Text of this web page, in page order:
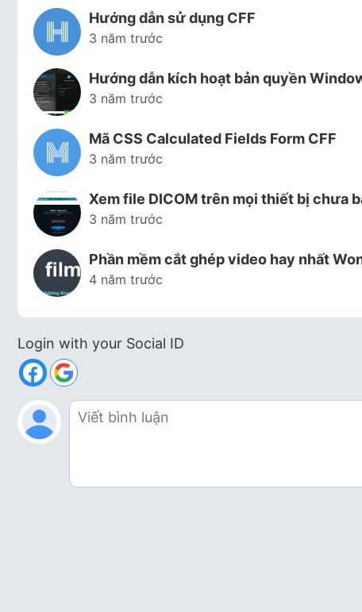
Hướng dẫn sử dụng CFF
3 năm trước
Hướng dẫn kích hoạt bản quyền
3 năm trước
Mã CSS Calculated Fields Form CFF
3 năm trước
Xem file DICOM trên mọi thiết bị chưa
3 năm trước
Phần mềm cắt ghép video hay nhất
4 năm trước
Login with your Social ID